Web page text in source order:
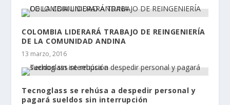
COLOMBIA LIDERARÁ TRABAJO DE REINGENIERÍA
DE LA COMUNIDAD ANDINA
13 marzo, 2016
Tecnoglass se rehúsa a despedir personal y
pagará sueldos sin interrupción